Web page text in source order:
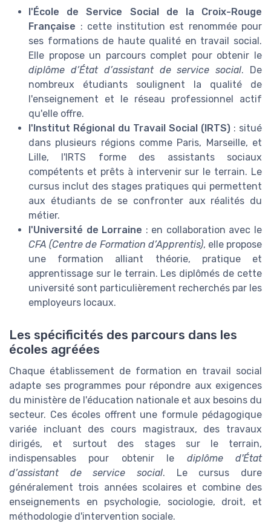
l'École de Service Social de la Croix-Rouge
Française : cette institution est renommée pour
ses formations de haute qualité en travail social.
Elle propose un parcours complet pour obtenir le
diplôme d’État d’assistant de service social. De
nombreux étudiants soulignent la qualité de
l'enseignement et le réseau professionnel actif
qu'elle offre.
l'Institut Régional du Travail Social (IRTS) : situé
dans plusieurs régions comme Paris, Marseille, et
Lille, l'IRTS forme des assistants sociaux
compétents et prêts à intervenir sur le terrain. Le
cursus inclut des stages pratiques qui permettent
aux étudiants de se confronter aux réalités du
métier.
l'Université de Lorraine : en collaboration avec le
CFA (Centre de Formation d’Apprentis), elle propose
une formation alliant théorie, pratique et
apprentissage sur le terrain. Les diplômés de cette
université sont particulièrement recherchés par les
employeurs locaux.
Les spécificités des parcours dans les
écoles agréées
Chaque établissement de formation en travail social
adapte ses programmes pour répondre aux exigences
du ministère de l'éducation nationale et aux besoins du
secteur. Ces écoles offrent une formule pédagogique
variée incluant des cours magistraux, des travaux
dirigés, et surtout des stages sur le terrain,
indispensables pour obtenir le diplôme d'État
d’assistant de service social. Le cursus dure
généralement trois années scolaires et combine des
enseignements en psychologie, sociologie, droit, et
méthodologie d'intervention sociale.